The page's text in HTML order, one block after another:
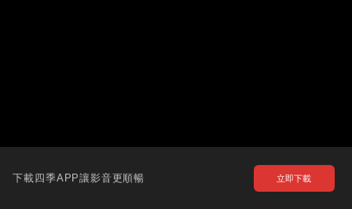
下載四季APP讓影音更順暢 立即下載